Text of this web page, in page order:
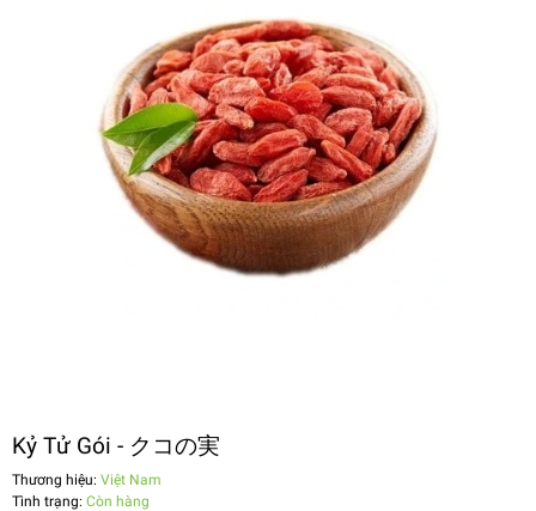
Kỷ Tử Gói - クコの実
Thương hiệu: Việt Nam
Tình trạng: Còn hàng